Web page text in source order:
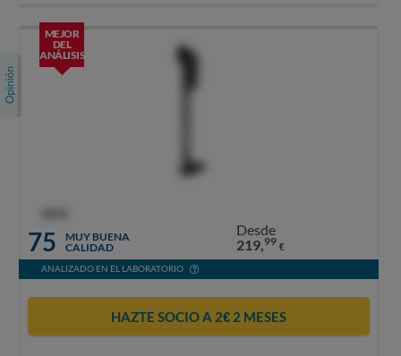
MEJOR
DEL
ANÁLISIS
75
MUY BUENA
CALIDAD
Desde
219,99 €
ANALIZADO EN EL LABORATORIO
HAZTE SOCIO A 2€ 2 MESES